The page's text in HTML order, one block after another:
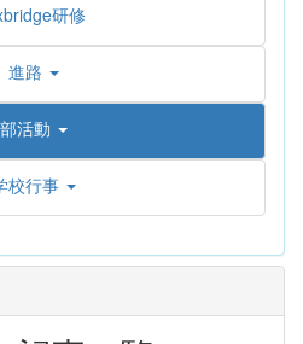
研修
進路
部活動
校行事